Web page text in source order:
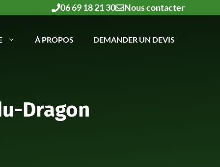
06 69 18 21 30 Nous contacter
À PROPOS DEMANDER UN DEVIS
Dragon